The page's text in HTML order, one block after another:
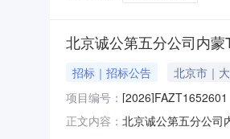
北京诚公第五分公司内
招标｜招标公告 北京市｜
项目编号： [2026]FAZT1652601
正文内容： 北京诚公第五分公司